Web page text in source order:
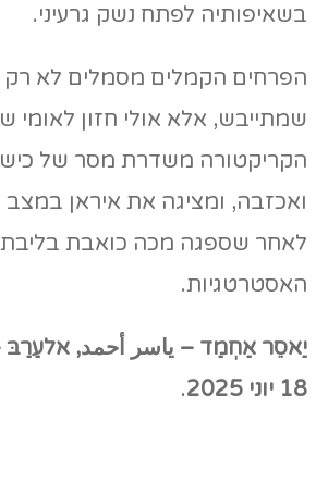
בשאיפותיה לפתח נשק גרעיני.
הפרחים הקמלים מסמלים לא רק
שמתייבש, אלא אולי חזון
הקריקטורה משדרת מסר של
ואכזבה, ומציגה את איראן במצב
לאחר שספגה מכה כואבת בליבת
האסטרטגיות.
יַאסֵר אַחְמַד – ياسر أحمد, אלעַרַבּ
18 יוני 2025
.